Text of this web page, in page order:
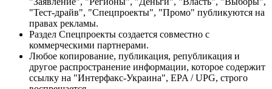
"Тест-драйв", "Спецпроекты", "Промо" публикуются на
правах рекламы.
Раздел Спецпроекты создается совместно с
коммерческими партнерами.
Любое копирование, публикация, републикация и
другое распространение информации, которое содержит
ссылку на "Интерфакс-Украина", EPA / UPG, строго